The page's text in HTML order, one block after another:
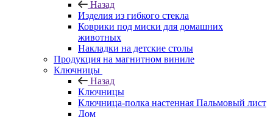
Назад
Изделия из гибкого стекла
Коврики под миски для домашних
животных
Накладки на детские столы
Продукция на магнитном виниле
Ключницы
Назад
Ключницы
Ключница-полка настенная Пальмовый лист
Дом